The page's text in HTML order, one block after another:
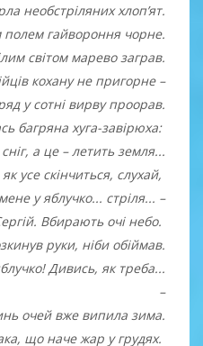
необстріляних хлоп’ят.
полем гайвороння чорне.
світом марево заграв.
кохану не пригорне –
у сотні вирву проорав.
багряна хуга-завірюха:
а це – летить земля...
слухай,
стріля... –
Вбирають очі небо.
руки, ніби обіймав.
Дивись, як треба...
–
очей вже випила зима.
що наче жар у грудях.